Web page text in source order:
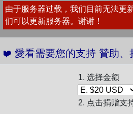
由于服务器过载，我们目前无法更
们可以更新服务器。谢谢！
❤️ 愛看需要您的支持 贊
1. 选择金额
2. 点击捐赠支